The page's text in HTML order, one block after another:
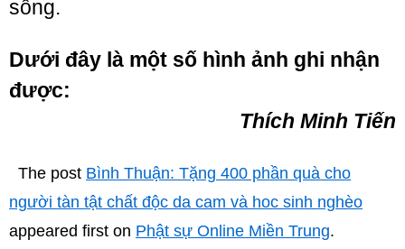
sống.
Dưới đây là một số hình ảnh ghi nhận
được:
Thích Minh Tiến
The post Bình Thuận: Tặng 400 phần quà cho
người tàn tật chất độc da cam và hoc sinh nghèo
appeared first on Phật sự Online Miền Trung.